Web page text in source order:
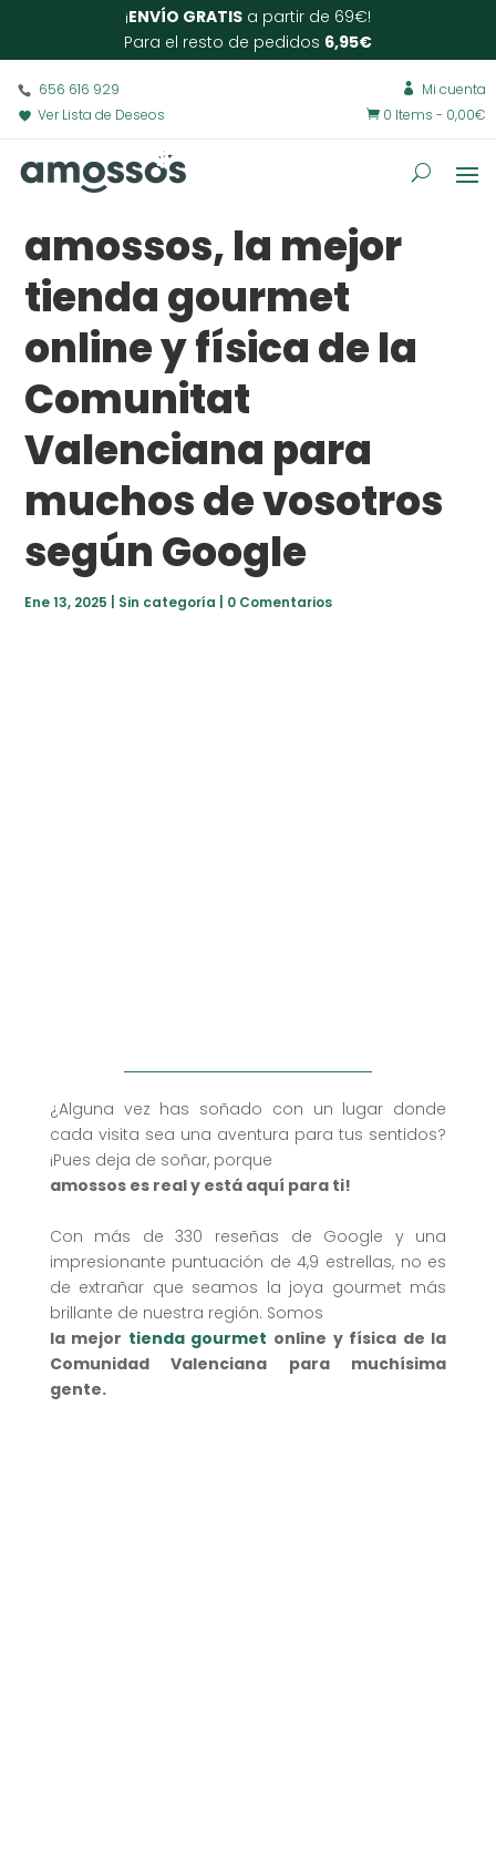
¡ENVÍO GRATIS a partir de 69€!
Para el resto de pedidos 6,95€
656 616 929
Ver Lista de Deseos
 Mi cuenta
 0 Items - 0,00€
amossos, la mejor
tienda gourmet
online y física de la
Comunitat
Valenciana para
muchos de vosotros
según Google
Ene 13, 2025 Sin categoría 0 Comentarios
¿Alguna vez has soñado con un lugar donde
cada visita sea una aventura para tus sentidos?
¡Pues deja de soñar, porque
amossos es real y está aquí para ti!
Con más de 330 reseñas de Google y una
impresionante puntuación de 4,9 estrellas, no es
de extrañar que seamos la joya gourmet más
brillante de nuestra región. Somos
la mejor tienda gourmet online y física de la
Comunidad Valenciana para muchísima
gente.